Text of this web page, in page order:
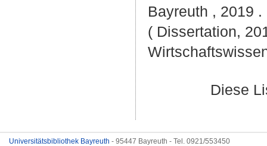
Bayreuth , 2019
( Dissertation,
Diese
Universitätsbibliothek Bayreuth - 95447 Bayreuth - Tel. 0921/553450